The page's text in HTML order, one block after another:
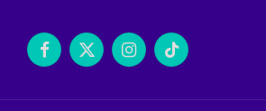
Facebook
X
InstagramTikTok